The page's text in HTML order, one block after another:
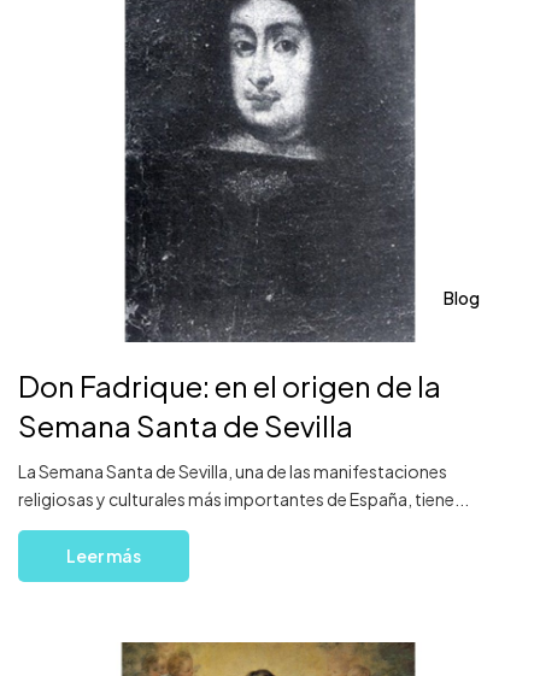
Blog
Don Fadrique: en el origen de la
Semana Santa de Sevilla
La Semana Santa de Sevilla, una de las manifestaciones
religiosas y culturales más importantes de España, tiene...
Leer más